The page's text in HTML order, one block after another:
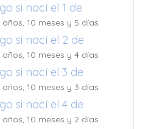
si nací el 1 de
años, 10 meses y 5 días
si nací el 2 de
años, 10 meses y 4 días
si nací el 3 de
años, 10 meses y 3 días
si nací el 4 de
años, 10 meses y 2 días